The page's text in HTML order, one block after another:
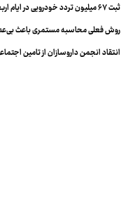
ثبت ۶۷ میلیون تردد خودرویی در ایام اربعین امسال
روش فعلی محاسبه مستمری باعث
انتقاد انجمن داروسازان از تامین